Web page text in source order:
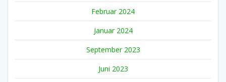
Februar 2024
Januar 2024
September 2023
Juni 2023